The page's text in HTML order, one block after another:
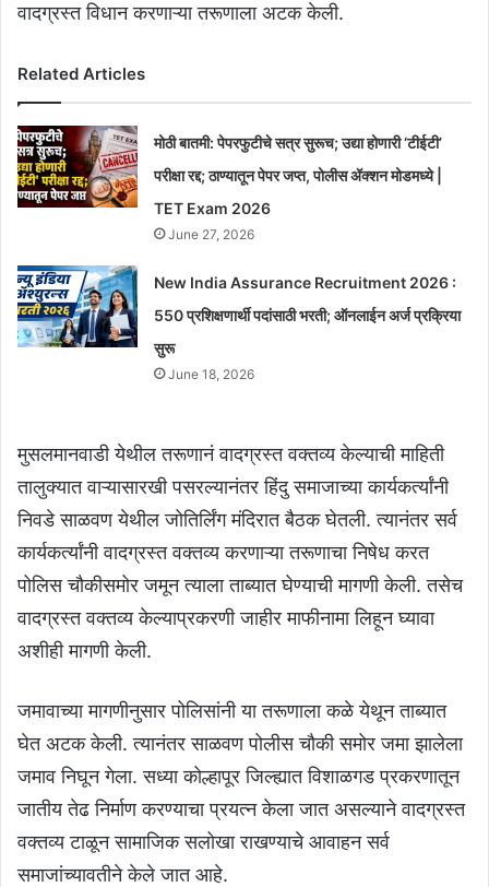
वादग्रस्त विधान करणाऱ्या तरूणाला अटक केली.
Related Articles
मोठी बातमी: पेपरफुटीचे सत्र सुरूच; उद्या होणारी ‘टीईटी’
परीक्षा रद्द; ठाण्यातून पेपर जप्त, पोलीस ॲक्शन मोडमध्ये |
TET Exam 2026
June 27, 2026
New India Assurance Recruitment 2026 :
550 प्रशिक्षणार्थी पदांसाठी भरती; ऑनलाईन अर्ज प्रक्रिया
सुरू
June 18, 2026
मुसलमानवाडी येथील तरूणानं वादग्रस्त वक्तव्य केल्याची माहिती
तालुक्यात वाऱ्यासारखी पसरल्यानंतर हिंदु समाजाच्या कार्यकर्त्यांनी
निवडे साळवण येथील जोतिर्लिंग मंदिरात बैठक घेतली. त्यानंतर सर्व
कार्यकर्त्यांनी वादग्रस्त वक्तव्य करणाऱ्या तरूणाचा निषेध करत
पोलिस चौकीसमोर जमून त्याला ताब्यात घेण्याची मागणी केली. तसेच
वादग्रस्त वक्तव्य केल्याप्रकरणी जाहीर माफीनामा लिहून घ्यावा
अशीही मागणी केली.
जमावाच्या मागणीनुसार पोलिसांनी या तरूणाला कळे येथून ताब्यात
घेत अटक केली. त्यानंतर साळवण पोलीस चौकी समोर जमा झालेला
जमाव निघून गेला. सध्या कोल्हापूर जिल्ह्यात विशाळगड प्रकरणातून
जातीय तेढ निर्माण करण्याचा प्रयत्न केला जात असल्याने वादग्रस्त
वक्तव्य टाळून सामाजिक सलोखा राखण्याचे आवाहन सर्व
समाजांच्यावतीने केले जात आहे.